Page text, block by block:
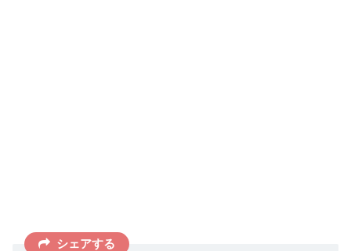
シェアする